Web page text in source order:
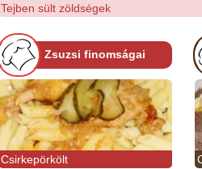
Tejben sült zöldségek
Zsuzsi finomságai
Csirkepörkölt